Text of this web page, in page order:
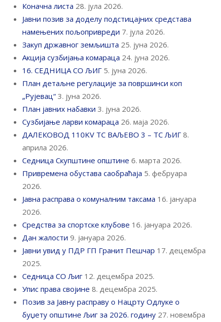
Коначна листа 28. јула 2026.
Јавни позив за доделу подстицајних средстава
намењених пољопривреди 7. јула 2026.
Закуп државног земљишта 25. јуна 2026.
Акција сузбијања комараца 24. јуна 2026.
16. СЕДНИЦА СО ЉИГ 5. јуна 2026.
План детаљне регулације за површинси коп
„Рујевац“ 3. јуна 2026.
План јавних набавки 3. јуна 2026.
Сузбијање ларви комараца 26. маја 2026.
ДАЛЕКОВОД 110KV ТС ВАЉЕВО 3 – ТС ЉИГ 8.
априла 2026.
Седница Скупштине општине 6. марта 2026.
Привремена обустава саобраћаја 5. фебруара
2026.
Јавна расправа о комуналним таксама 16. јануара
2026.
Средства за спортске клубове 16. јануара 2026.
Дан жалости 9. јануара 2026.
Јавни увид у ПДР ГП Гранит Пешчар 17. децембра
2025.
Седница СО Љиг 12. децембра 2025.
Упис права својине 8. децембра 2025.
Позив за Јавну расправу о Нацрту Одлуке о
буџету општине Љиг за 2026. годину 27. новембра